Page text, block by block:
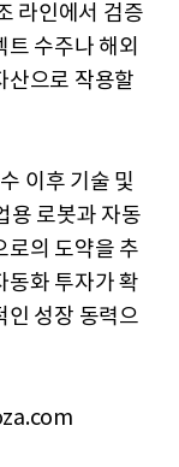
라인에서 검증
수주나 해외
산으로 작용할
이후 기술 및
용 로봇과 자동
로의 도약을 추
동화 투자가 확
인 성장 동력으